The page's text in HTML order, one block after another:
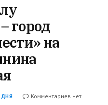
город
на
Комментариев нет